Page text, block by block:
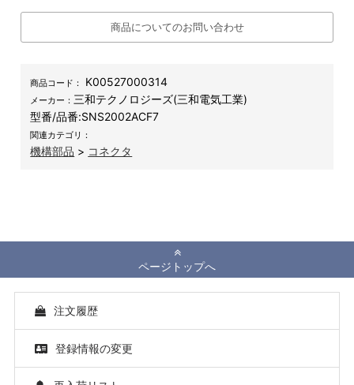
商品についてのお問い合わせ
商品コード： K00527000314
メーカー：三和テクノロジーズ(三和電気工業)
型番/品番:SNS2002ACF7
関連カテゴリ：
機構部品 > コネクタ
ページトップへ
注文履歴
登録情報の変更